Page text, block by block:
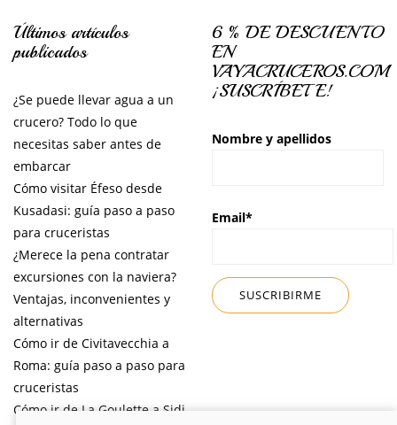
Últimos artículos
publicados
¿Se puede llevar agua a un
crucero? Todo lo que
necesitas saber antes de
embarcar
Cómo visitar Éfeso desde
Kusadasi: guía paso a paso
para cruceristas
¿Merece la pena contratar
excursiones con la naviera?
Ventajas, inconvenientes y
alternativas
Cómo ir de Civitavecchia a
Roma: guía paso a paso para
cruceristas
Cómo ir de La Goulette a Sidi
6 % DE DESCUENTO
EN
VAYACRUCEROS.COM
¡SUSCRÍBETE!
Nombre y apellidos
Email*